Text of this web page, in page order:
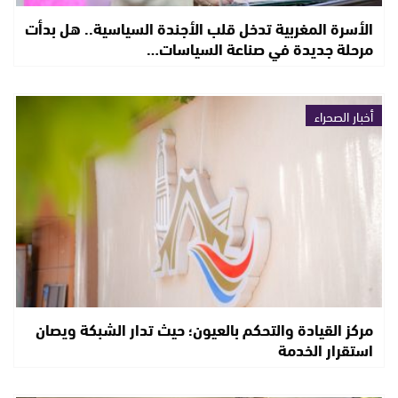
الأسرة المغربية تدخل قلب الأجندة السياسية.. هل بدأت
مرحلة جديدة في صناعة السياسات…
أخبار الصحراء
مركز القيادة والتحكم بالعيون؛ حيث تدار الشبكة ويصان
استقرار الخدمة